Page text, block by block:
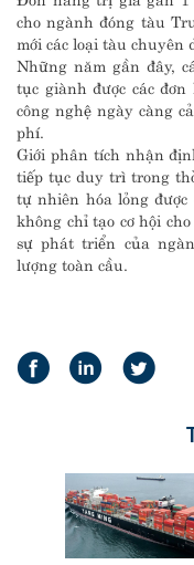
cho ngành đóng tàu
mới các loại tàu chuyên
Những năm gần đây,
tục giành được các
công nghệ ngày càng
phí.
Giới phân tích nhận
tiếp tục duy trì trong
tự nhiên hóa lỏng
không chỉ tạo cơ hội
sự phát triển của
lượng toàn cầu.